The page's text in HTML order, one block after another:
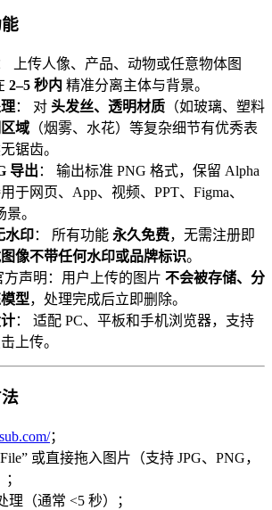
上传人像、产品、动物或任意物体图
2–5 秒内 精准分离主体与背景。
： 对 头发丝、透明材质 （如玻璃、塑料
域 （烟雾、水花）等复杂细节有优秀表
锯齿。
导出 ： 输出标准 PNG 格式，保留 Alpha
于网页、App、视频、PPT、Figma、
景。
水印： 所有功能 永久免费，无需注册即
像不带任何水印或品牌标识。
方声明：用户上传的图片 不会被存储、分
型，处理完成后立即删除。
： 适配 PC、平板和手机浏览器，支持
上传。
；
或直接拖入图片（支持 JPG、PNG，
（通常 <5 秒）；